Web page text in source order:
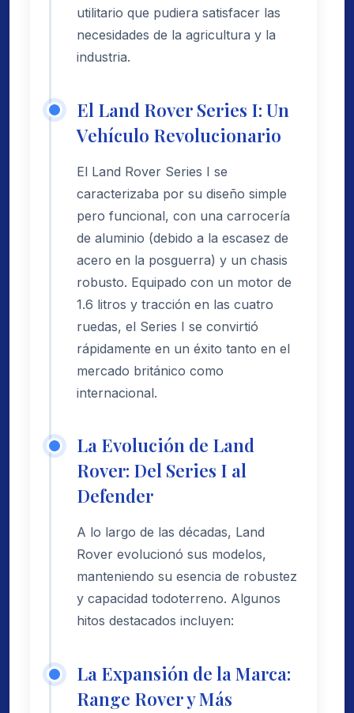
utilitario que pudiera satisfacer las
necesidades de la agricultura y la
industria.
El Land Rover Series I: Un
Vehículo Revolucionario
El Land Rover Series I se
caracterizaba por su diseño simple
pero funcional, con una carrocería
de aluminio (debido a la escasez de
acero en la posguerra) y un chasis
robusto. Equipado con un motor de
1.6 litros y tracción en las cuatro
ruedas, el Series I se convirtió
rápidamente en un éxito tanto en el
mercado británico como
internacional.
La Evolución de Land
Rover: Del Series I al
Defender
A lo largo de las décadas, Land
Rover evolucionó sus modelos,
manteniendo su esencia de robustez
y capacidad todoterreno. Algunos
hitos destacados incluyen:
La Expansión de la Marca:
Range Rover y Más